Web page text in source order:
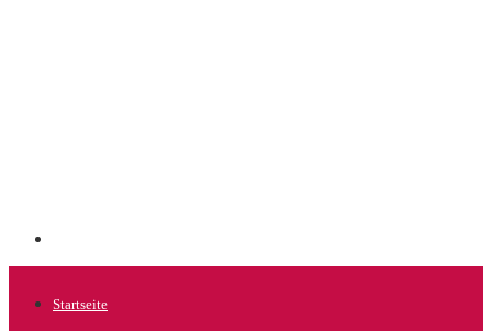
Startseite